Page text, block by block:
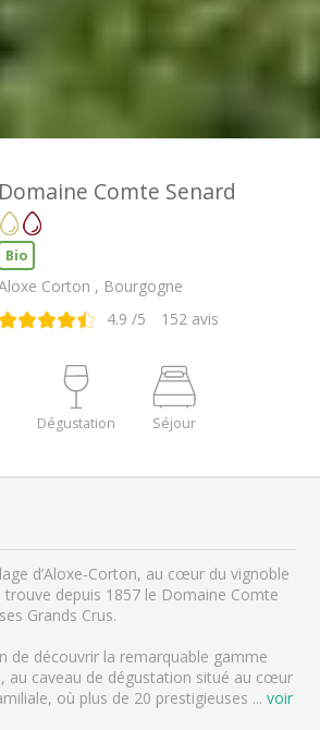
Domaine Comte Senard
Bio
Corton , Bourgogne
4.9 /5 152 avis
Dégustation Séjour
d’Aloxe-Corton, au cœur du vignoble
depuis 1857 le Domaine Comte
Grands Crus.
de découvrir la remarquable gamme
au caveau de dégustation situé au cœur
où plus de 20 prestigieuses ... voir